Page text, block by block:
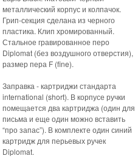
металлический корпус и колпачок.
Грип-секция сделана из черного
пластика. Клип хромированный.
Стальное гравированное перо
Diplomat (без воздушного отверстия),
размер пера F (fine).
Заправка - картриджи стандарта
international (short). В корпусе ручки
помещается два картриджа (один для
письма и еще один можно вставить
“про запас”). В комплекте один синий
картридж для перьевых ручек
Diplomat.